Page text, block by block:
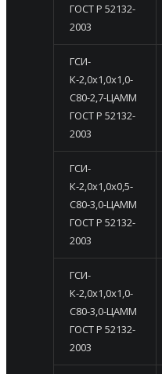
ГОСТ Р 52132-
2003
ГСИ-
К-2,0х1,0х1,0-
С80-2,7-ЦАММ
ГОСТ Р 52132-
2003
ГСИ-
К-2,0х1,0х0,5-
С80-3,0-ЦАММ
ГОСТ Р 52132-
2003
ГСИ-
К-2,0х1,0х1,0-
С80-3,0-ЦАММ
ГОСТ Р 52132-
2003